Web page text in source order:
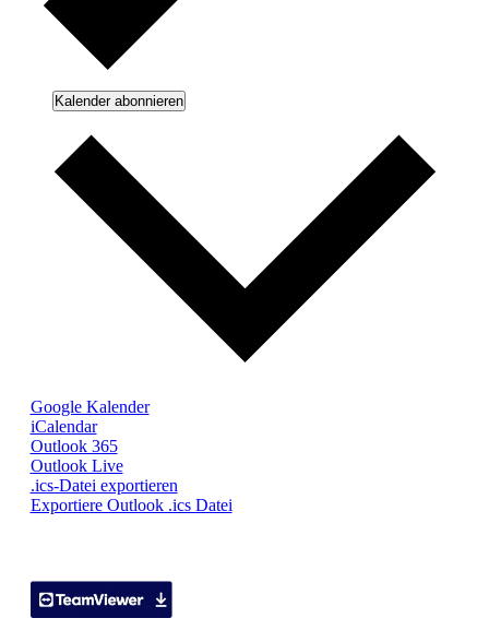
Kalender abonnieren
Google Kalender
iCalendar
Outlook 365
Outlook Live
.ics-Datei exportieren
Exportiere Outlook .ics Datei